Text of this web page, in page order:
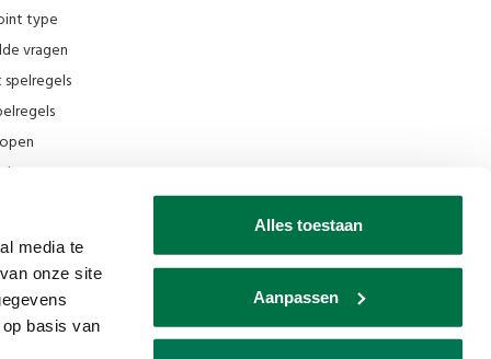
media te
onze site
basis van
Alles toestaan
Aanpassen
type
vragen
Van den Broek Biljarts